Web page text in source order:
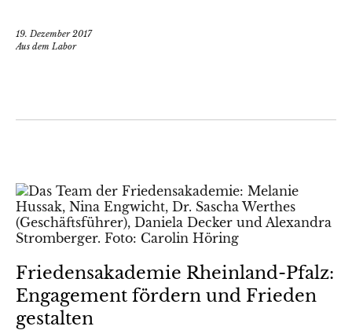
19. Dezember 2017
Aus dem Labor
Friedensakademie Rheinland-Pfalz:
Engagement fördern und Frieden
gestalten